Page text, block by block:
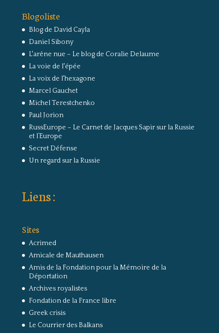
Blogoliste
Blog de David Cayla
Daniel Sibony
L'arêne nue – Le blog de Coralie Delaume
La voie de l'épée
La voix de l'hexagone
Marcel Gauchet
Michel Terestchenko
Paul Jorion
RussEurope – Le Carnet de Jacques Sapir sur la Russie
et l’Europe
Secret Défense
Un regard sur la Russie
Liens :
Sites
Acrimed
Amicale de Mauthausen
Amis de la Fondation pour la Mémoire de la
Déportation
Archives royalistes
Fondation de la France libre
Greek crisis
Le Courrier des Balkans